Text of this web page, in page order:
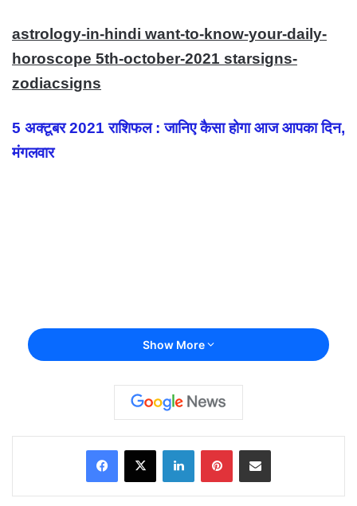
astrology-in-hindi want-to-know-your-daily-
horoscope 5th-october-2021 starsigns-
zodiacsigns
5 अक्टूबर 2021 राशिफल : जानिए कैसा होगा आज आपका दिन,
मंगलवार
Show More